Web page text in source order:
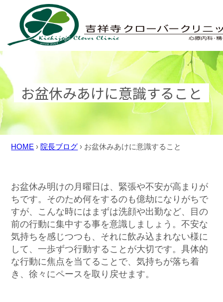
content
お盆休みあけに意識すること
HOME › 院長ブログ › お盆休みあけに意識すること
お盆休み明けの月曜日は、緊張や不安が高まりが
ちです。そのため何をするのも億劫になりがちで
すが、こんな時にはまずは洗顔や出勤など、目の
前の行動に集中する事を意識しましょう。不安な
気持ちを感じつつも、それに飲み込まれない様に
して、一歩ずつ行動することが大切です。具体的
な行動に焦点を当てることで、気持ちが落ち着
き、徐々にペースを取り戻せます。